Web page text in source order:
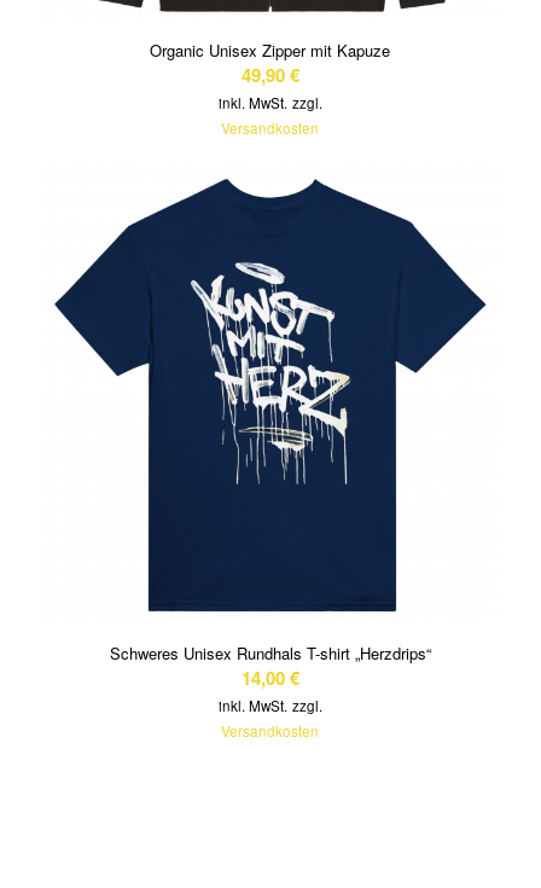
Organic Unisex Zipper mit Kapuze
49,90€
inkl. MwSt. zzgl.
Versandkosten
Schweres Unisex Rundhals T-shirt „Herzdrips“
14,00€
inkl. MwSt. zzgl.
Versandkosten